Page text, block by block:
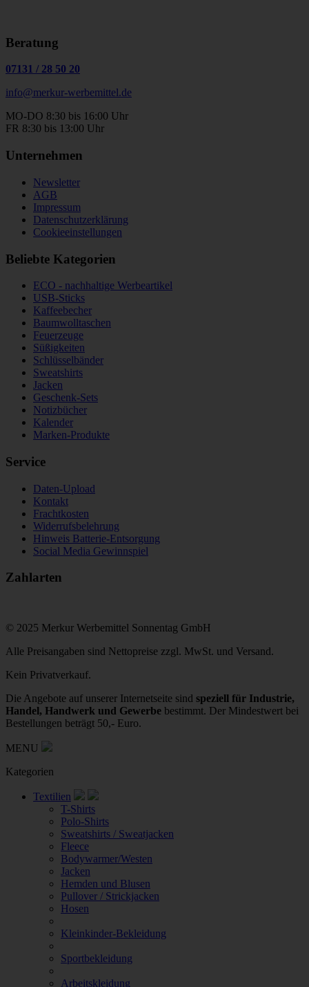
Beratung
07131 / 28 50 20
info@merkur-werbemittel.de
MO-DO 8:30 bis 16:00 Uhr
FR 8:30 bis 13:00 Uhr
Unternehmen
Newsletter
AGB
Impressum
Datenschutzerklärung
Cookieeinstellungen
Beliebte Kategorien
ECO - nachhaltige Werbeartikel
USB-Sticks
Kaffeebecher
Baumwolltaschen
Feuerzeuge
Süßigkeiten
Schlüsselbänder
Sweatshirts
Jacken
Geschenk-Sets
Notizbücher
Kalender
Marken-Produkte
Service
Daten-Upload
Kontakt
Frachtkosten
Widerrufsbelehrung
Hinweis Batterie-Entsorgung
Social Media Gewinnspiel
Zahlarten
© 2025 Merkur Werbemittel Sonnentag GmbH
Alle Preisangaben sind Nettopreise zzgl. MwSt. und Versand.
Kein Privatverkauf.
Die Angebote auf unserer Internetseite sind speziell für Industrie,
Handel, Handwerk und Gewerbe bestimmt. Der Mindestwert bei
Bestellungen beträgt 50,- Euro.
MENU
Kategorien
Textilien
T-Shirts
Polo-Shirts
Sweatshirts / Sweatjacken
Fleece
Bodywarmer/Westen
Jacken
Hemden und Blusen
Pullover / Strickjacken
Hosen
Kleinkinder-Bekleidung
Sportbekleidung
Arbeitskleidung